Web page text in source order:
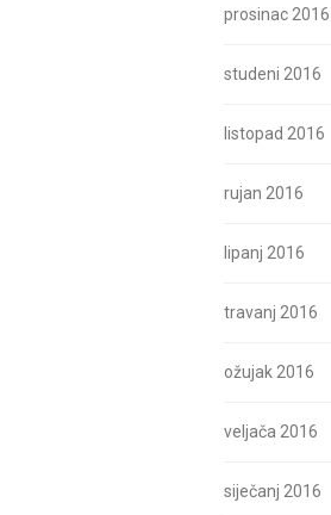
prosinac 2016
studeni 2016
listopad 2016
rujan 2016
lipanj 2016
travanj 2016
ožujak 2016
veljača 2016
siječanj 2016